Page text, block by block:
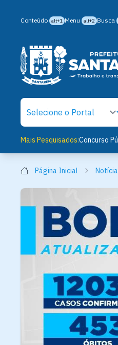
Conteúdo alt+1 Menu alt+2 Busca
Mais Pesquisados:Concurso
Página Inicial